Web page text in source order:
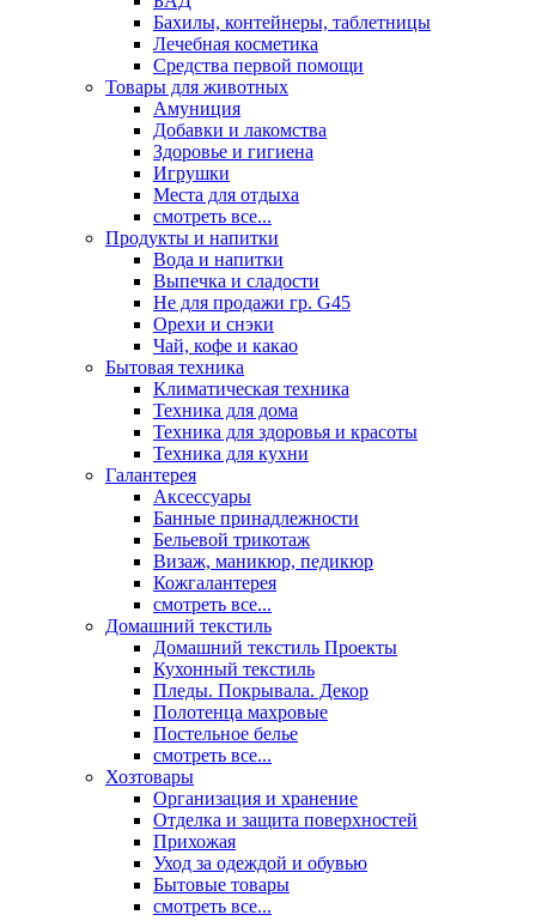
Бахилы, контейнеры, таблетницы
Лечебная косметика
Средства первой помощи
Товары для животных
Амуниция
Добавки и лакомства
Здоровье и гигиена
Игрушки
Места для отдыха
смотреть все...
Продукты и напитки
Вода и напитки
Выпечка и сладости
Не для продажи гр. G45
Орехи и снэки
Чай, кофе и какао
Бытовая техника
Климатическая техника
Техника для дома
Техника для здоровья и красоты
Техника для кухни
Галантерея
Аксессуары
Банные принадлежности
Бельевой трикотаж
Визаж, маникюр, педикюр
Кожгалантерея
смотреть все...
Домашний текстиль
Домашний текстиль Проекты
Кухонный текстиль
Пледы. Покрывала. Декор
Полотенца махровые
Постельное белье
смотреть все...
Хозтовары
Организация и хранение
Отделка и защита поверхностей
Прихожая
Уход за одеждой и обувью
Бытовые товары
смотреть все...